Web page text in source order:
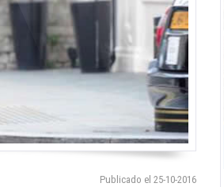
Publicado el 25-10-2016